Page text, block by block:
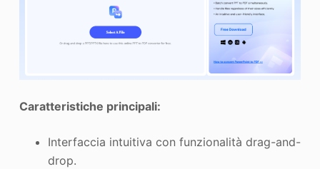
Caratteristiche principali:
Interfaccia intuitiva con funzionalità drag-and-
drop.